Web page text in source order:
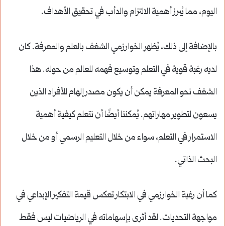
اليوم، مما يُبرز أهمية الالتزام والدأب في تحقيق الأهداف.
بالإضافة إلى ذلك، يُظهر الخوارزمي الشغف بالعلم والمعرفة. كان
لديه رغبة قوية في التعلم وتوسيع فهمه للعالم من حوله. هذا
الشغف نحو المعرفة يمكن أن يكون مصدر إلهام للأفراد الذين
يسعون لتطوير مهاراتهم. يُمكننا أيضًا أن نتعلم كيفية أهمية
الاستمرار في التعلم، سواء من خلال التعليم الرسمي أو من خلال
البحث الذاتي.
كما أن رغبة الخوارزمي في الابتكار تعكس قيمة التفكير الإبداعي في
مواجهة التحديات. لقد أثرى بإسهاماته في الرياضيات ليس فقط